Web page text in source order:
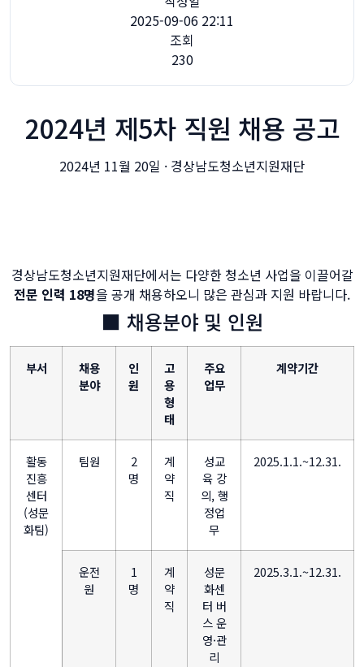
2025-09-06 22:11
조회
230
2024년 제5차 직원 채용 공고
2024년 11월 20일 · 경상남도청소년지원재단
경상남도청소년지원재단에서는 다양한 청소년 사업을 이끌어갈
전문 인력 18명을 공개 채용하오니 많은 관심과 지원 바랍니다.
■ 채용분야 및 인원
부서
채용
분야
인
원
고
용
형
태
주요
업무
계약기간
활동
진흥
센터
(성문
화팀)
팀원
2
명
계
약
직
성교
육 강
의, 행
정업
무
2025.1.1.~12.31.
운전
원
1
명
계
약
직
성문
화센
터 버
스 운
영·관
리
2025.3.1.~12.31.